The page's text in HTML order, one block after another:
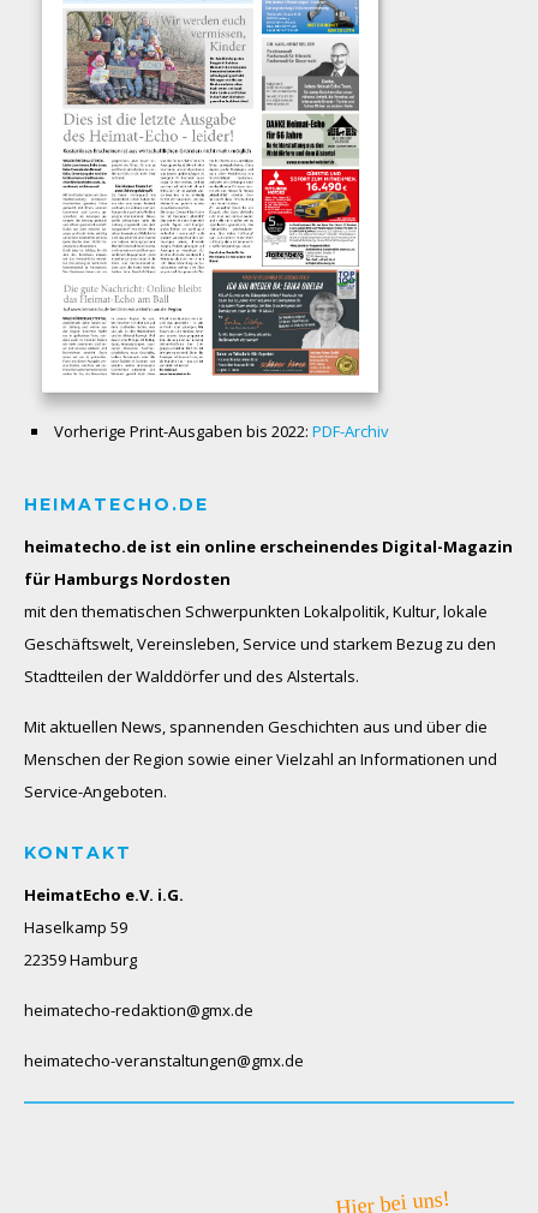
Vorherige Print-Ausgaben bis 2022: PDF-Archiv
HEIMATECHO.DE
heimatecho.de ist ein online erscheinendes Digital-Magazin
für Hamburgs Nordosten
mit den thematischen Schwerpunkten Lokalpolitik, Kultur, lokale
Geschäftswelt, Vereinsleben, Service und starkem Bezug zu den
Stadtteilen der Walddörfer und des Alstertals.
Mit aktuellen News, spannenden Geschichten aus und über die
Menschen der Region sowie einer Vielzahl an Informationen und
Service-Angeboten.
KONTAKT
HeimatEcho e.V. i.G.
Haselkamp 59
22359 Hamburg
heimatecho-redaktion@gmx.de
heimatecho-veranstaltungen@gmx.de